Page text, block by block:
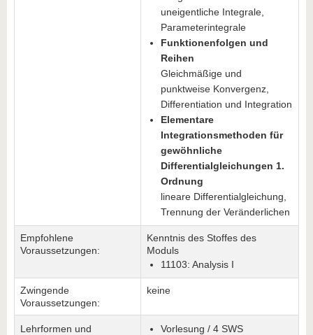
uneigentliche Integrale,
Parameterintegrale
Funktionenfolgen und
Reihen
Gleichmäßige und
punktweise Konvergenz,
Differentiation und Integration
Elementare
Integrationsmethoden für
gewöhnliche
Differentialgleichungen 1.
Ordnung
lineare Differentialgleichung,
Trennung der Veränderlichen
Empfohlene
Voraussetzungen:
Kenntnis des Stoffes des
Moduls
11103: Analysis I
Zwingende
Voraussetzungen:
keine
Lehrformen und
Vorlesung / 4 SWS